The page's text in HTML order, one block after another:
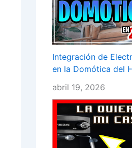
Integración de
en la Domótica del
abril 19, 2026